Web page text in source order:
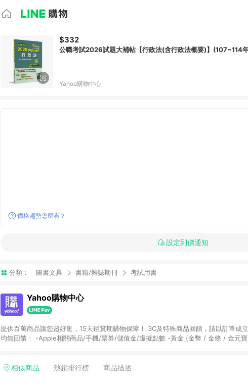
$332
公職考試2026試題大補帖【行政法(含行政法概要)】(107~114
Yahoo購物中心
價格趨勢怎麼看？
設定到價通知
分類： 圖書文具 書籍/雜誌期刊 考試用書
Yahoo購物中心
提供百萬商品讓您超好逛，15天鑑賞期購物保障！ 3C及特殊商品回饋，請以訂單成立通知為準 1. 請注意
均無回饋： -Apple相關商品/手機/票券/儲值金/虛擬點數 -黃金 (金幣 / 金條 / 金元
Yahoo超贈點回饋者 - 購物中心商店之商品：商品賣場中有標示「商店」及顯示商店
相似商品 熱銷排行榜 商品描述